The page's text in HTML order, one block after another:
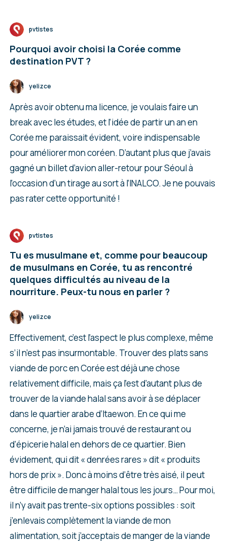
pvtistes
Pourquoi avoir choisi la Corée comme
destination PVT ?
yelizce
Après avoir obtenu ma licence, je voulais faire un
break avec les études, et l’idée de partir un an en
Corée me paraissait évident, voire indispensable
pour améliorer mon coréen. D’autant plus que j’avais
gagné un billet d’avion aller-retour pour Séoul à
l’occasion d’un tirage au sort à l’INALCO. Je ne pouvais
pas rater cette opportunité !
pvtistes
Tu es musulmane et, comme pour beaucoup
de musulmans en Corée, tu as rencontré
quelques difficultés au niveau de la
nourriture. Peux-tu nous en parler ?
yelizce
Effectivement, c’est l’aspect le plus complexe, même
s’il n’est pas insurmontable. Trouver des plats sans
viande de porc en Corée est déjà une chose
relativement difficile, mais ça l’est d’autant plus de
trouver de la viande halal sans avoir à se déplacer
dans le quartier arabe d’Itaewon. En ce qui me
concerne, je n’ai jamais trouvé de restaurant ou
d’épicerie halal en dehors de ce quartier. Bien
évidement, qui dit « denrées rares » dit « produits
hors de prix ». Donc à moins d’être très aisé, il peut
être difficile de manger halal tous les jours… Pour moi,
il n’y avait pas trente-six options possibles : soit
j’enlevais complètement la viande de mon
alimentation, soit j’acceptais de manger de la viande